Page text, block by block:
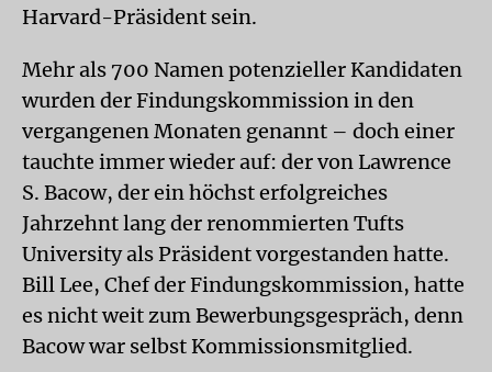
Harvard-Präsident sein.
Mehr als 700 Namen potenzieller Kandidaten
wurden der Findungskommission in den
vergangenen Monaten genannt – doch einer
tauchte immer wieder auf: der von Lawrence
S. Bacow, der ein höchst erfolgreiches
Jahrzehnt lang der renommierten Tufts
University als Präsident vorgestanden hatte.
Bill Lee, Chef der Findungskommission, hatte
es nicht weit zum Bewerbungsgespräch, denn
Bacow war selbst Kommissionsmitglied.